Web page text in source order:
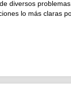
diversos problemas.
lo más claras